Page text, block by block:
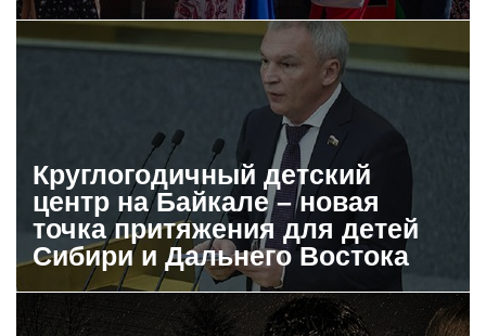
Круглогодичный детский
центр на Байкале – новая
точка притяжения для детей
Сибири и Дальнего Востока